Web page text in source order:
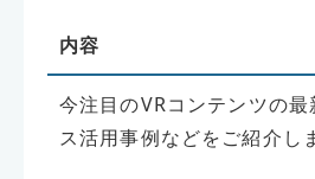
内容
今注目のVRコンテンツの
ス活用事例などをご紹介し